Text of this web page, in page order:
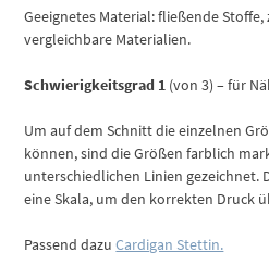
Geeignetes Material: fließende Stoffe,
vergleichbare Materialien.
Schwierigkeitsgrad 1 (von 3) – für
Um auf dem Schnitt die einzelnen
können, sind die Größen farblich
unterschiedlichen Linien gezeichnet.
eine Skala, um den korrekten Druck
Passend dazuCardigan Stettin.